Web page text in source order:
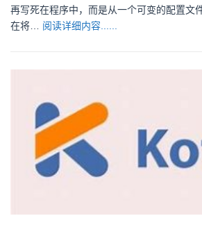
再写死在程序中，而是从一个可变的配置文
在将… 阅读详细内容......